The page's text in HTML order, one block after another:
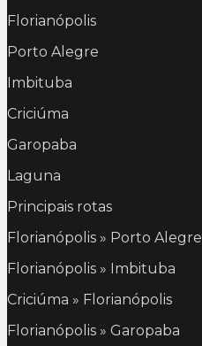
Florianópolis
Porto Alegre
Imbituba
Criciúma
Garopaba
Laguna
Principais rotas
Florianópolis » Porto Alegre
Florianópolis » Imbituba
Criciúma » Florianópolis
Florianópolis » Garopaba